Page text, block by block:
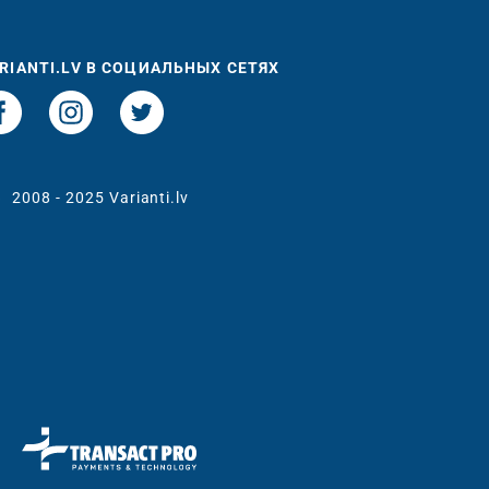
В СОЦИАЛЬНЫХ СЕТЯХ
2008 - 2025 Varianti.lv